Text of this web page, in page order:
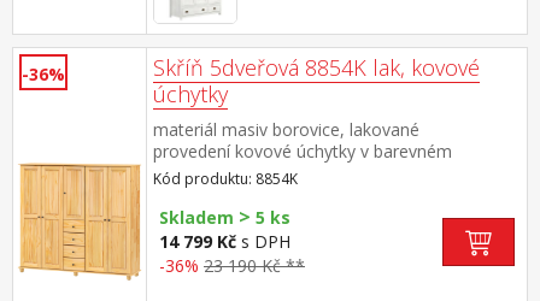
-36%
Skříň 5dveřová 8854K lak, kovové
úchytky
materiál masiv borovice, lakované
provedení kovové úchytky v barevném
provedení černěná mosaz čtyři zásuvky s
kovovými pojezdy v levé části dvě šatní tyče,
ve střední části 1 police a v pravé části 3
police doporučený nástavec 8855K
Kód produktu: 8854K
Skladem > 5 ks
14 799 Kč s DPH
-36% 23 190 Kč **